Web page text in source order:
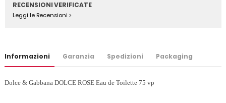
RECENSIONI VERIFICATE
Leggi le Recensioni >
Informazioni Garanzia Spedizioni Packaging
Dolce & Gabbana DOLCE ROSE Eau de Toilette 75 vp